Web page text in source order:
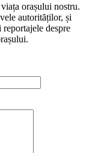
orașului nostru.
autorităților, și
despre